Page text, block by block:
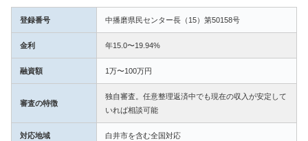
登録番号 中播磨県民センター長（15）第50158号
金利 年15.0〜19.94%
融資額 1万〜100万円
審査の特徴
独自審査。任意整理返済中でも現在の収入が安定して
いれば相談可能
対応地域 白井市を含む全国対応